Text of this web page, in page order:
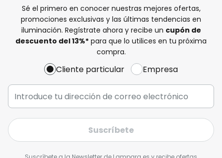
Sé el primero en conocer nuestras mejores ofertas,
promociones exclusivas y las últimas tendencias en
iluminación. Regístrate ahora y recibe un cupón de
descuento del13%* para que lo utilices en tu próxima
compra.
Cliente particular Empresa
Suscríbete